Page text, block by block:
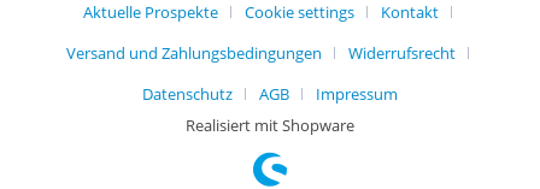
Aktuelle Prospekte Cookie settings
Kontakt
Versand und Zahlungsbedingungen
Widerrufsrecht
Datenschutz
AGB
Impressum
Realisiert mit Shopware